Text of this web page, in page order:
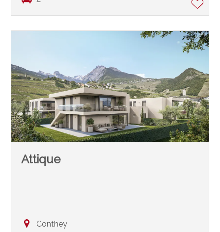
Attique
Conthey